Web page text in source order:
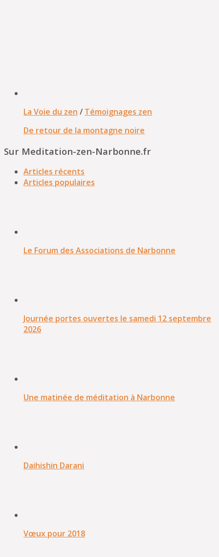
La Voie du zen / Témoignages zen
De retour de la montagne noire
Sur Meditation-zen-Narbonne.fr
Articles récents
Articles populaires
Le Forum des Associations de Narbonne
Journée portes ouvertes le samedi 12 septembre
2026
Une matinée de méditation à Narbonne
Daihishin Darani
Vœux pour 2018